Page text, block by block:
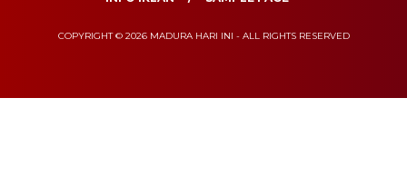
COPYRIGHT © 2026 MADURA HARI INI - ALL RIGHTS RESERVED